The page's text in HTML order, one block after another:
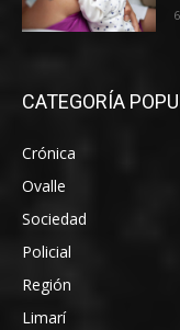
CATEGORÍA
Crónica
Ovalle
Sociedad
Policial
Región
Limarí